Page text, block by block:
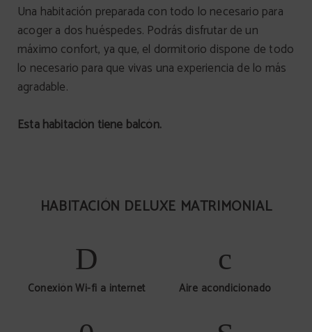
Una habitación preparada con todo lo necesario para
acoger a dos huéspedes. Podrás disfrutar de un
máximo confort, ya que, el dormitorio dispone de todo
lo necesario para que vivas una experiencia de lo más
agradable.
Esta habitación tiene balcón.
HABITACIÓN DELUXE MATRIMONIAL
Conexión Wi-fi a internet Aire acondicionado